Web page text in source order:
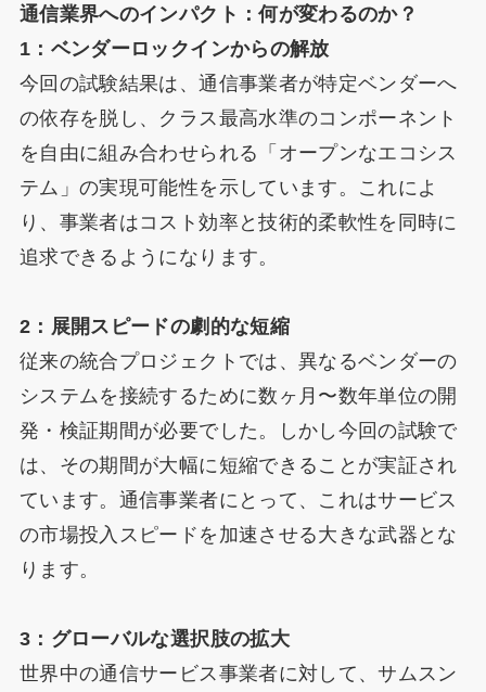
通信業界へのインパクト：何が変わるのか？
1：ベンダーロックインからの解放
今回の試験結果は、通信事業者が特定ベンダーへ
の依存を脱し、クラス最高水準のコンポーネント
を自由に組み合わせられる「オープンなエコシス
テム」の実現可能性を示しています。これによ
り、事業者はコスト効率と技術的柔軟性を同時に
追求できるようになります。
2：展開スピードの劇的な短縮
従来の統合プロジェクトでは、異なるベンダーの
システムを接続するために数ヶ月〜数年単位の開
発・検証期間が必要でした。しかし今回の試験で
は、その期間が大幅に短縮できることが実証され
ています。通信事業者にとって、これはサービス
の市場投入スピードを加速させる大きな武器とな
ります。
3：グローバルな選択肢の拡大
世界中の通信サービス事業者に対して、サムスン